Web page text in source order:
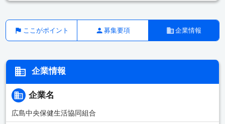
ここがポイント 募集要項 企業情報
企業情報
企業名
広島中央保健生活協同組合